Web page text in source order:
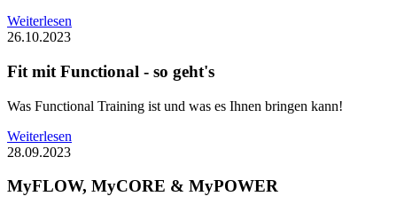
Weiterlesen
26.10.2023
Fit mit Functional - so geht's
Was Functional Training ist und was es Ihnen bringen kann!
Weiterlesen
28.09.2023
MyFLOW, MyCORE & MyPOWER